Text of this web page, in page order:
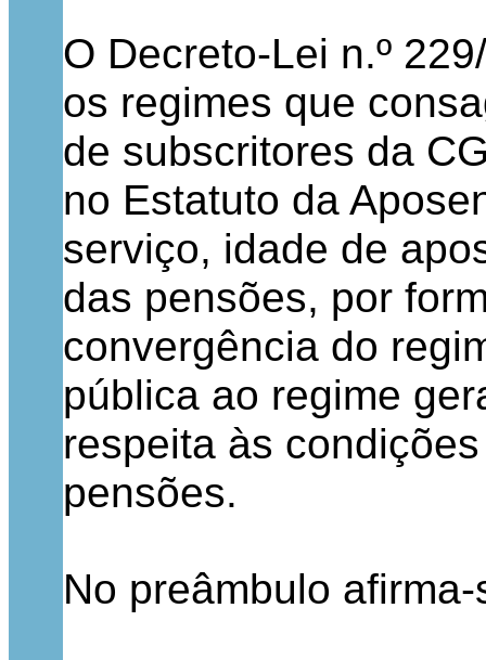
O Decreto-Lei n.º
os regimes que
de subscritores da
no Estatuto da
serviço, idade de
das pensões, por
convergência do
pública ao regime
respeita às
pensões.
No preâmbulo afirma-